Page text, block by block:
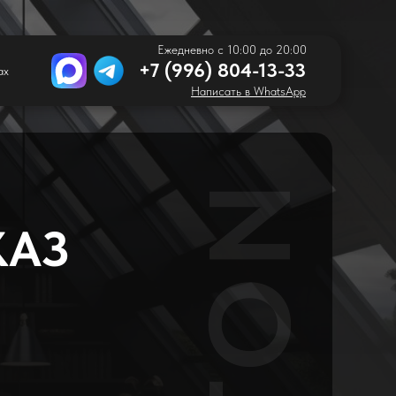
+7 (996) 804-13-33
Ежедневно с 10:00 до 20:00
Написать в WhatsApp